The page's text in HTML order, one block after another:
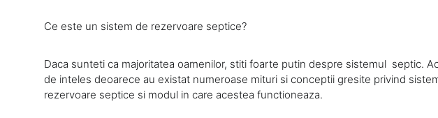
Ce este un sistem de rezervoare septice?
Daca sunteti ca majoritatea oamenilor, stiti foarte putin despre sistemul septic.
de inteles deoarece au existat numeroase mituri si conceptii gresite privind
rezervoare septice si modul in care acestea functioneaza.